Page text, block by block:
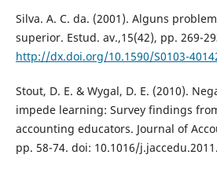
Silva. A. C. da. (2001). Alguns
superior. Estud. av.,15(42), pp. 269-
http://dx.doi.org/10.1590/S0103-
Stout, D. E. & Wygal, D. E. (2010).
impede learning: Survey findings
accounting educators. Journal of
pp. 58-74. doi: 10.1016/